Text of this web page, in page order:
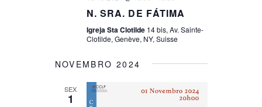
N. SRA. DE FÁTIMA
Igreja Sta Clotilde 14 bis, Av. Sainte-
Clotilde, Genève, NY, Suisse
NOVEMBRO 2024
SEX
1